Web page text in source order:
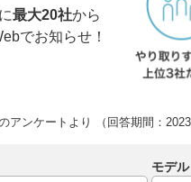
に最大20社から
でお知らせ！
アンケートより （回答期間：2023
モデル